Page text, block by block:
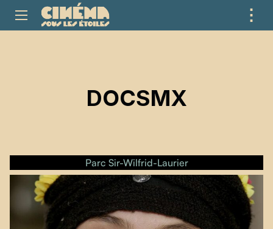
⋮
DOCSMX
Parc Sir-Wilfrid-Laurier